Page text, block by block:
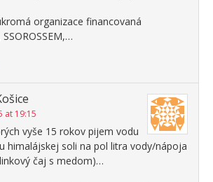
organizace financovaná
SSOROSSEM,…
at 19:15
vyše 15 rokov pijem vodu
himalájskej soli na pol litra vody/nápoja
čaj s medom)…